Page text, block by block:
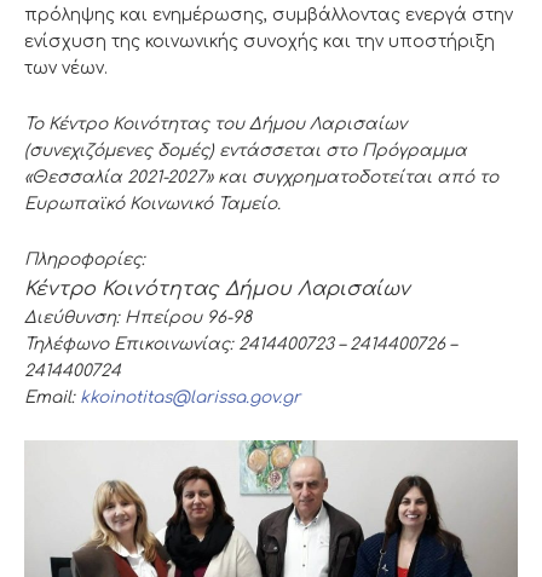
πρόληψης και ενημέρωσης, συμβάλλοντας ενεργά στην
ενίσχυση της κοινωνικής συνοχής και την υποστήριξη
των νέων.
Το Κέντρο Κοινότητας του Δήμου Λαρισαίων
(συνεχιζόμενες δομές) εντάσσεται στο Πρόγραμμα
«Θεσσαλία 2021-2027» και συγχρηματοδοτείται από το
Ευρωπαϊκό Κοινωνικό Ταμείο.
Πληροφορίες:
Κέντρο Κοινότητας Δήμου Λαρισαίων
Διεύθυνση: Ηπείρου 96-98
Τηλέφωνο Επικοινωνίας: 2414400723 – 2414400726 –
2414400724
Email: kkoinotitas@larissa.gov.gr